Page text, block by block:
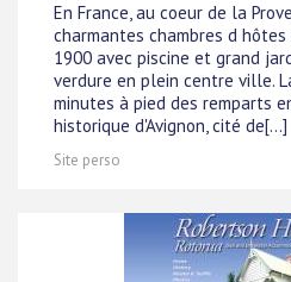
En France, au coeur de la
charmantes chambres d
1900 avec piscine et grand
verdure en plein centre ville.
minutes à pied des remparts
historique d'Avignon, cité de[...]
Site perso